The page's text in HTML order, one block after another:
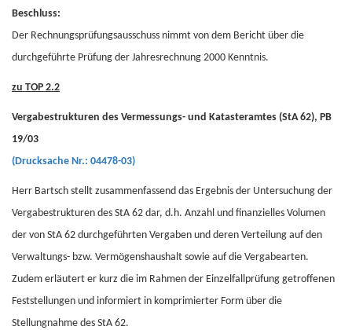
Beschluss:
Der Rechnungsprüfungsausschuss nimmt von dem Bericht über die
durchgeführte Prüfung der Jahresrechnung 2000 Kenntnis.
zu TOP 2.2
Vergabestrukturen des Vermessungs- und Katasteramtes (StA 62), PB
19/03
(Drucksache Nr.: 04478-03)
Herr Bartsch stellt zusammenfassend das Ergebnis der Untersuchung der
Vergabestrukturen des StA 62 dar, d.h. Anzahl und finanzielles Volumen
der von StA 62 durchgeführten Vergaben und deren Verteilung auf den
Verwaltungs- bzw. Vermögenshaushalt sowie auf die Vergabearten.
Zudem erläutert er kurz die im Rahmen der Einzelfallprüfung getroffenen
Feststellungen und informiert in komprimierter Form über die
Stellungnahme des StA 62.